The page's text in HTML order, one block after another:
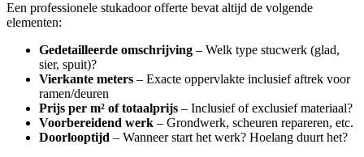
Een professionele stukadoor offerte bevat altijd de volgende
elementen:
Gedetailleerde omschrijving – Welk type stucwerk (glad,
sier, spuit)?
Vierkante meters – Exacte oppervlakte inclusief aftrek voor
ramen/deuren
Prijs per m² of totaalprijs – Inclusief of exclusief materiaal?
Voorbereidend werk – Grondwerk, scheuren repareren, etc.
Doorlooptijd – Wanneer start het werk? Hoelang duurt het?